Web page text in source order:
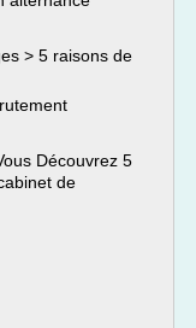
> 5 raisons de
Découvrez 5
de